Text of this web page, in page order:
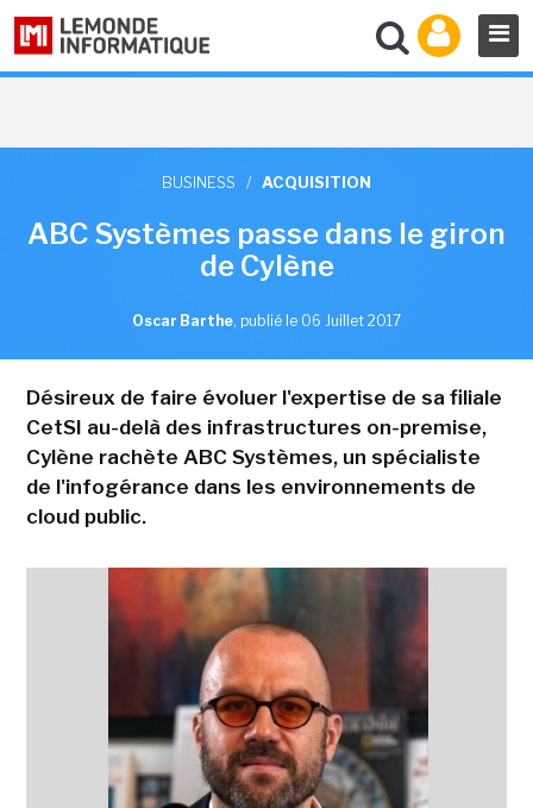
BUSINESS / ACQUISITION
ABC Systèmes passe dans le giron
de Cylène
Oscar Barthe, publié le 06 Juillet 2017
Désireux de faire évoluer l'expertise de sa filiale
CetSI au-delà des infrastructures on-premise,
Cylène rachète ABC Systèmes, un spécialiste
de l'infogérance dans les environnements de
cloud public.